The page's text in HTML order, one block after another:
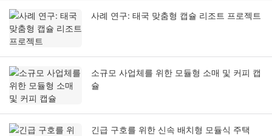
사례 연구: 태국 맞춤형 캡슐 리조트 프로젝트
소규모 사업체를 위한 모듈형 소매 및 커피 캡
슐
긴급 구호를 위한 신속 배치형 모듈식 주택